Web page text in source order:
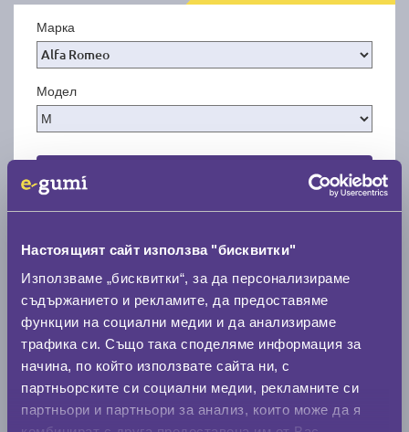
Настоящият сайт използва "бисквитки"
Използваме „бисквитки“, за да персонализираме
съдържанието и рекламите, да предоставяме
функции на социални медии и да анализираме
трафика си. Също така споделяме информация за
начина, по който използвате сайта ни, с
партньорските си социални медии, рекламните си
партньори и партньори за анализ, които може да я
Марка
Модел